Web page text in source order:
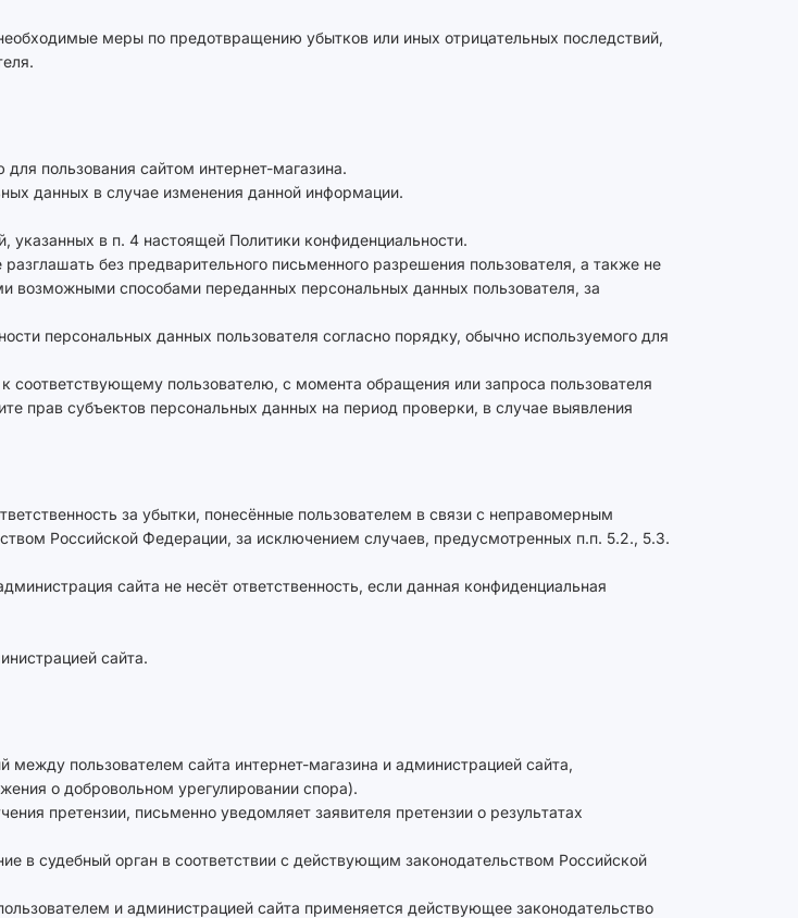
меры по предотвращению убытков или иных отрицательных последствий,
пользования сайтом интернет-магазина.
данных в случае изменения данной информации.
в п. 4 настоящей Политики конфиденциальности.
без предварительного письменного разрешения пользователя, а также не
возможными способами переданных персональных данных пользователя, за
персональных данных пользователя согласно порядку, обычно используемого для
пользователю, с момента обращения или запроса пользователя
прав субъектов персональных данных на период проверки, в случае выявления
за убытки, понесённые пользователем в связи с неправомерным
Российской Федерации, за исключением случаев, предусмотренных п.п. 5.2., 5.3.
сайта не несёт ответственность, если данная конфиденциальная
сайта.
пользователем сайта интернет-магазина и администрацией сайта,
о добровольном урегулировании спора).
претензии, письменно уведомляет заявителя претензии о результатах
в судебный орган в соответствии с действующим законодательством Российской
и администрацией сайта применяется действующее законодательство